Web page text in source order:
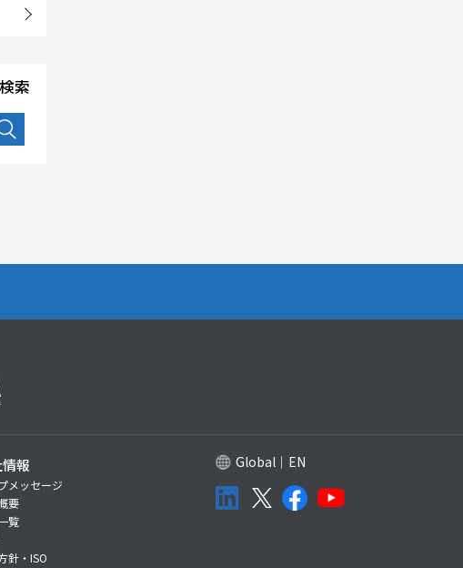
索
報
メッセージ
要
覧
針・ISO
Global｜EN